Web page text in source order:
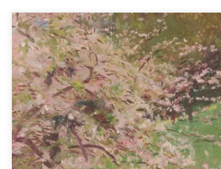
Cerisiers en fleurs Cerisier en fleurs, 1892
datée et située » 1892 – S-Cloud avril » […]